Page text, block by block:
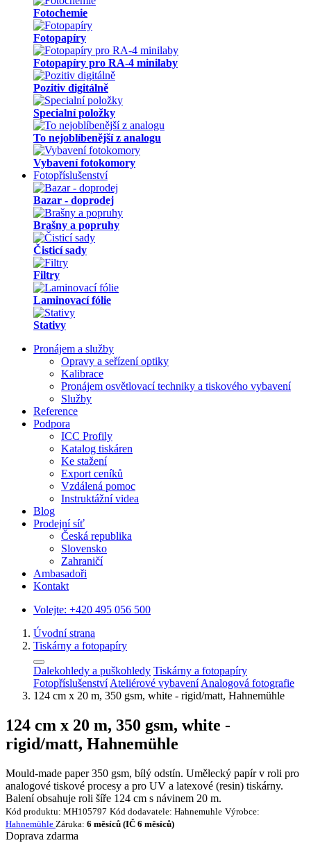
Fotochemie
Fotopapíry
Fotopapíry pro RA-4 minilaby
Pozitiv digitálně
Specialní položky
To nejoblíbenější z analogu
Vybavení fotokomory
Fotopříslušenství
Bazar - doprodej
Brašny a popruhy
Čisticí sady
Filtry
Laminovací fólie
Stativy
Pronájem a služby
Opravy a seřízení optiky
Kalibrace
Pronájem osvětlovací techniky a tiskového vybavení
Služby
Reference
Podpora
ICC Profily
Katalog tiskáren
Ke stažení
Export ceníků
Vzdálená pomoc
Instruktážní videa
Blog
Prodejní síť
Česká republika
Slovensko
Zahraničí
Ambasadoři
Kontakt
Volejte: +420 495 056 500
Úvodní strana
Tiskárny a fotopapíry
Dalekohledy a puškohledy Tiskárny a fotopapíry
Fotopříslušenství Ateliérové vybavení Analogová fotografie
124 cm x 20 m, 350 gsm, white - rigid/matt, Hahnemühle
124 cm x 20 m, 350 gsm, white -
rigid/matt, Hahnemühle
Mould-made paper 350 gsm, bílý odstín. Umělecký papír v roli pro
analogové tiskové procesy a pro UV a latexové (resin) tiskárny.
Balení obsahuje roli šíře 124 cm s návinem 20 m.
Kód produktu: MH105797 Kód dodavatele: Hahnemuhle Výrobce:
Hahnemühle Záruka: 6 měsíců (IČ 6 měsíců)
Doprava zdarma